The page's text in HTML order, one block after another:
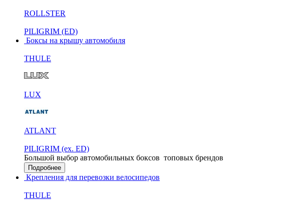
ROLLSTER
PILIGRIM (ED)
Боксы на крышу автомобиля
THULE
LUX
ATLANT
PILIGRIM (ex. ED)
Большой выбор автомобильных боксов топовых брендов
Подробнее
Крепления для перевозки велосипедов
THULE